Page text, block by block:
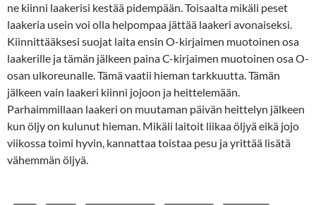
ne kiinni laakerisi kestää pidempään. Toisaalta mikäli peset
laakeria usein voi olla helpompaa jättää laakeri avonaiseksi.
Kiinnittääksesi suojat laita ensin O-kirjaimen muotoinen osa
laakerille ja tämän jälkeen paina C-kirjaimen muotoinen osa O-
osan ulkoreunalle. Tämä vaatii hieman tarkkuutta. Tämän
jälkeen vain laakeri kiinni jojoon ja heittelemään.
Parhaimmillaan laakeri on muutaman päivän heittelyn jälkeen
kun öljy on kulunut hieman. Mikäli laitoit liikaa öljyä eikä jojo
viikossa toimi hyvin, kannattaa toistaa pesu ja yrittää lisätä
vähemmän öljyä.